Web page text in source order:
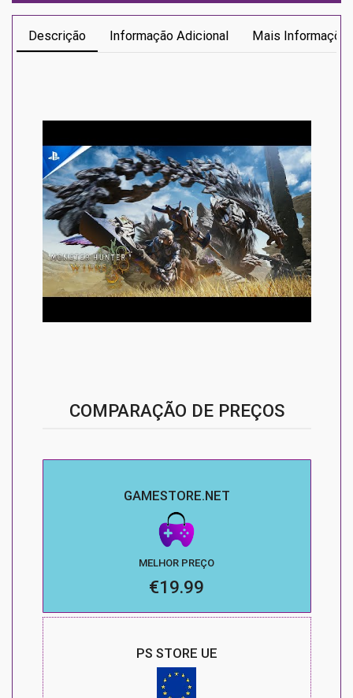
Descrição Informação Adicional Mais
COMPARAÇÃO DE PREÇOS
GAMESTORE.NET
MELHOR PREÇO
€19.99
PS STORE UE